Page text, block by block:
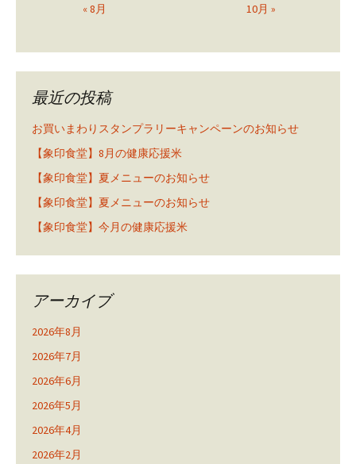
« 8月 10月 »
最近の投稿
お買いまわりスタンプラリーキャンペーンのお知らせ
【象印食堂】8月の健康応援米
【象印食堂】夏メニューのお知らせ
【象印食堂】夏メニューのお知らせ
【象印食堂】今月の健康応援米
アーカイブ
2026年8月
2026年7月
2026年6月
2026年5月
2026年4月
2026年2月